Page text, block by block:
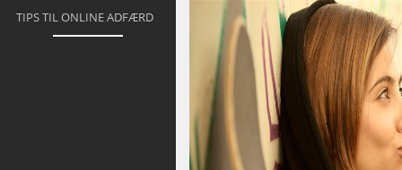
TIPS TIL ONLINE ADFÆRD